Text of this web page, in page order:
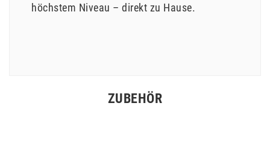
höchstem Niveau – direkt zu Hause.
ZUBEHÖR